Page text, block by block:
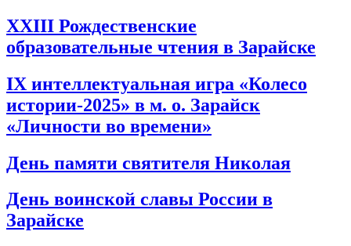
XXIII Рождественские
образовательные чтения в Зарайске
IX интеллектуальная игра «Колесо
истории-2025» в м. о. Зарайск
«Личности во времени»
День памяти святителя Николая
День воинской славы России в
Зарайске